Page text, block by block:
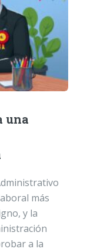
una
más
y la
a la